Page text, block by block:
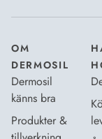
OM
DERMOSIL
Dermosil
känns bra
Produkter &